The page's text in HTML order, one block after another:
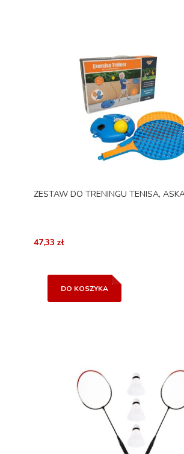
ZESTAW DO TRENINGU TENISA,
47,33 zł
DO KOSZYKA